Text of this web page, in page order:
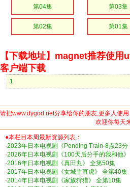
第04集 第03集
第02集 第01集
【下载地址】magnet推荐使
客户端下载
1
请把www.dygod.net分享给你的朋友,更多人使
欢迎你每天
●本栏目本周最新资源列表：
·2023年日本电视剧《Pending Train-8点23分
·2026年日本电视剧《100天后分手的我和他
·2016年日本电视剧《真田丸》 全第50集
·2017年日本电视剧《女城主直虎》 全第40集
·2014年日本电视剧《家族狩猎》 全第10集